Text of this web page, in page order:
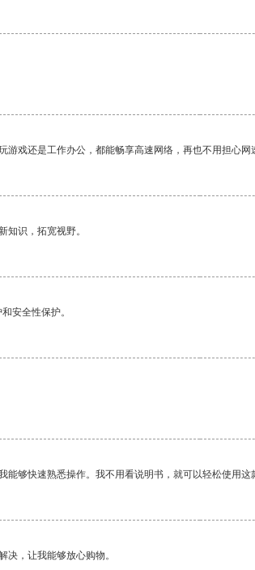
戏还是工作办公，都能畅享高速网络，再也不用担心
知识，拓宽视野。
安全性保护。
够快速熟悉操作。我不用看说明书，就可以轻松使用这
，让我能够放心购物。